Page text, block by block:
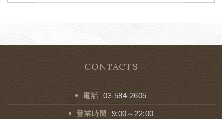
CONTACTS
電話 03-584-2605
營業時間 9:00～22:00